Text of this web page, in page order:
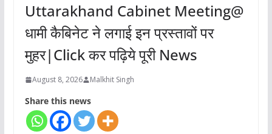
Uttarakhand Cabinet Meeting@
धामी कैबिनेट ने लगाई इन प्रस्तावों पर
मुहर|Click कर पढ़िये पूरी News
August 8, 2026 Malkhit Singh
Share this news